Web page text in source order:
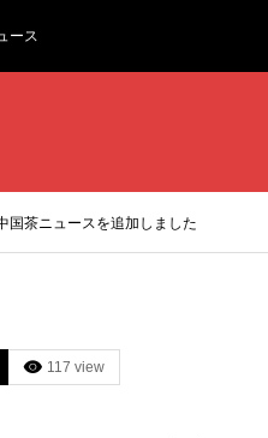
ース
国茶ニュースを追加しました
117 view